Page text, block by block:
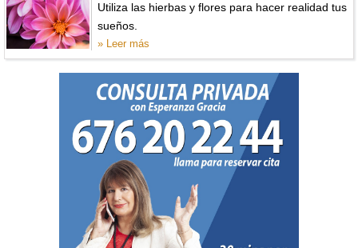
Utiliza las hierbas y flores para hacer realidad tus
sueños.
» Leer más